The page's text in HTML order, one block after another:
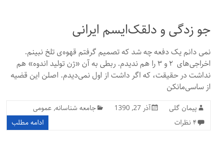
جو‌ زدگی و دلقک‌ایسم ایرانی
نمی دانم یک دفعه چه شد که تصمیم گرفتم قهوه‌ی تلخ نبینم.
اخراجی‌های ۲ و ۳ را هم ندیدم. ربطی به آن «ژن تولید اندوه» هم
نداشت در حقیقت، که اگر داشت از اول نمی‌دیدم. اصلن این قضیه
از ساسی‌مانکن
پیمان گلی آذر 27, 1390 جامعه شناسانه, عمومی
۴ نظرات
ادامه مطلب